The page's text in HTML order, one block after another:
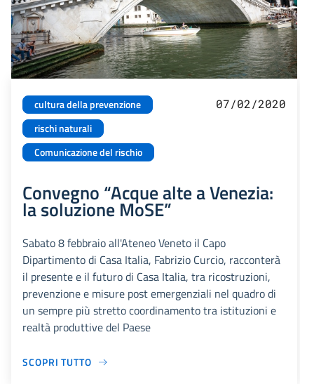
cultura della prevenzione
rischi naturali
Comunicazione del rischio
07/02/2020
Convegno “Acque alte a Venezia:
la soluzione MoSE”
Sabato 8 febbraio all'Ateneo Veneto il Capo
Dipartimento di Casa Italia, Fabrizio Curcio, racconterà
il presente e il futuro di Casa Italia, tra ricostruzioni,
prevenzione e misure post emergenziali nel quadro di
un sempre più stretto coordinamento tra istituzioni e
realtà produttive del Paese
SCOPRI TUTTO